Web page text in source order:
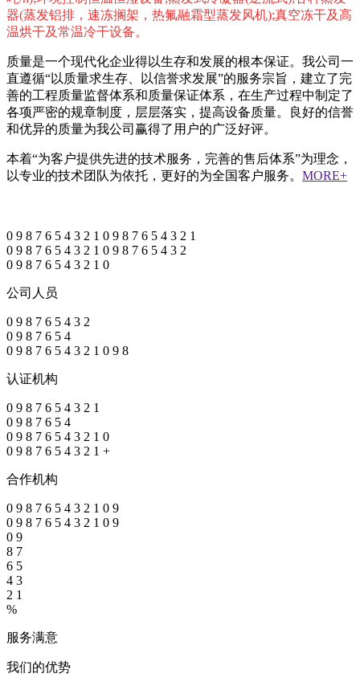
器(蒸发铝排，速冻搁架，热氟融霜型蒸发风机);真空冻干及高
温烘干及常温冷干设备。
质量是一个现代化企业得以生存和发展的根本保证。我公司一
直遵循“以质量求生存、以信誉求发展”的服务宗旨，建立了完
善的工程质量监督体系和质量保证体系，在生产过程中制定了
各项严密的规章制度，层层落实，提高设备质量。良好的信誉
和优异的质量为我公司赢得了用户的广泛好评。
本着“为客户提供先进的技术服务，完善的售后体系”为理念，
以专业的技术团队为依托，更好的为全国客户服务。 MORE+
0 9 8 7 6 5 4 3 2 1 0 9 8 7 6 5 4 3 2 1
0 9 8 7 6 5 4 3 2 1 0 9 8 7 6 5 4 3 2
0 9 8 7 6 5 4 3 2 1 0
公司人员
0 9 8 7 6 5 4 3 2
0 9 8 7 6 5 4
0 9 8 7 6 5 4 3 2 1 0 9 8
认证机构
0 9 8 7 6 5 4 3 2 1
0 9 8 7 6 5 4
0 9 8 7 6 5 4 3 2 1 0
0 9 8 7 6 5 4 3 2 1 +
合作机构
0 9 8 7 6 5 4 3 2 1 0 9
0 9 8 7 6 5 4 3 2 1 0 9
0 9
8 7
6 5
4 3
2 1
%
服务满意
我们的优势